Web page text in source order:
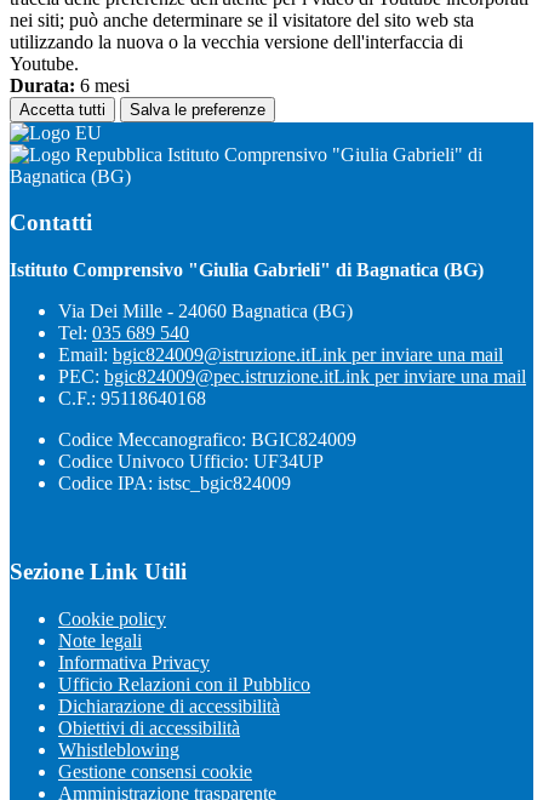
nei siti; può anche determinare se il visitatore del sito web sta
utilizzando la nuova o la vecchia versione dell'interfaccia di
Youtube.
Durata: 6 mesi
Accetta tutti Salva le preferenze
Istituto Comprensivo "Giulia Gabrieli" di
Bagnatica (BG)
Contatti
Istituto Comprensivo "Giulia Gabrieli" di Bagnatica (BG)
Via Dei Mille - 24060 Bagnatica (BG)
Tel: 035 689 540
Email: bgic824009@istruzione.itLink per inviare una mail
PEC: bgic824009@pec.istruzione.itLink per inviare una mail
C.F.: 95118640168
Codice Meccanografico: BGIC824009
Codice Univoco Ufficio: UF34UP
Codice IPA: istsc_bgic824009
Sezione Link Utili
Cookie policy
Note legali
Informativa Privacy
Ufficio Relazioni con il Pubblico
Dichiarazione di accessibilità
Obiettivi di accessibilità
Whistleblowing
Gestione consensi cookie
Amministrazione trasparente